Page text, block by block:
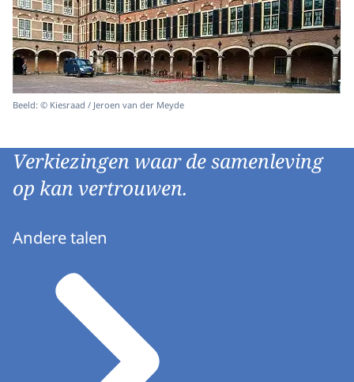
Beeld: © Kiesraad / Jeroen van der Meyde
Verkiezingen waar de samenleving
op kan vertrouwen.
Andere talen